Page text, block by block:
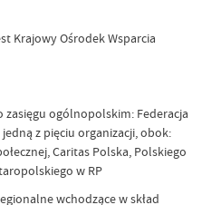
Krajowy Ośrodek Wsparcia
zasięgu ogólnopolskim: Federacja
z pięciu organizacji, obok:
Caritas Polska, Polskiego
w RP
wchodzące w skład